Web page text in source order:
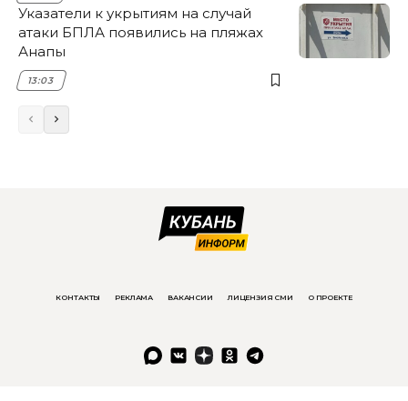
Указатели к укрытиям на случай
атаки БПЛА появились на пляжах
Анапы
13:03
КОНТАКТЫ РЕКЛАМА ВАКАНСИИ ЛИЦЕНЗИЯ СМИ О ПРОЕКТЕ